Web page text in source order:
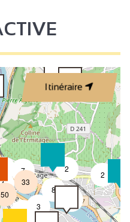
Itinéraire
2
2
8
4
7
2
3
50
33